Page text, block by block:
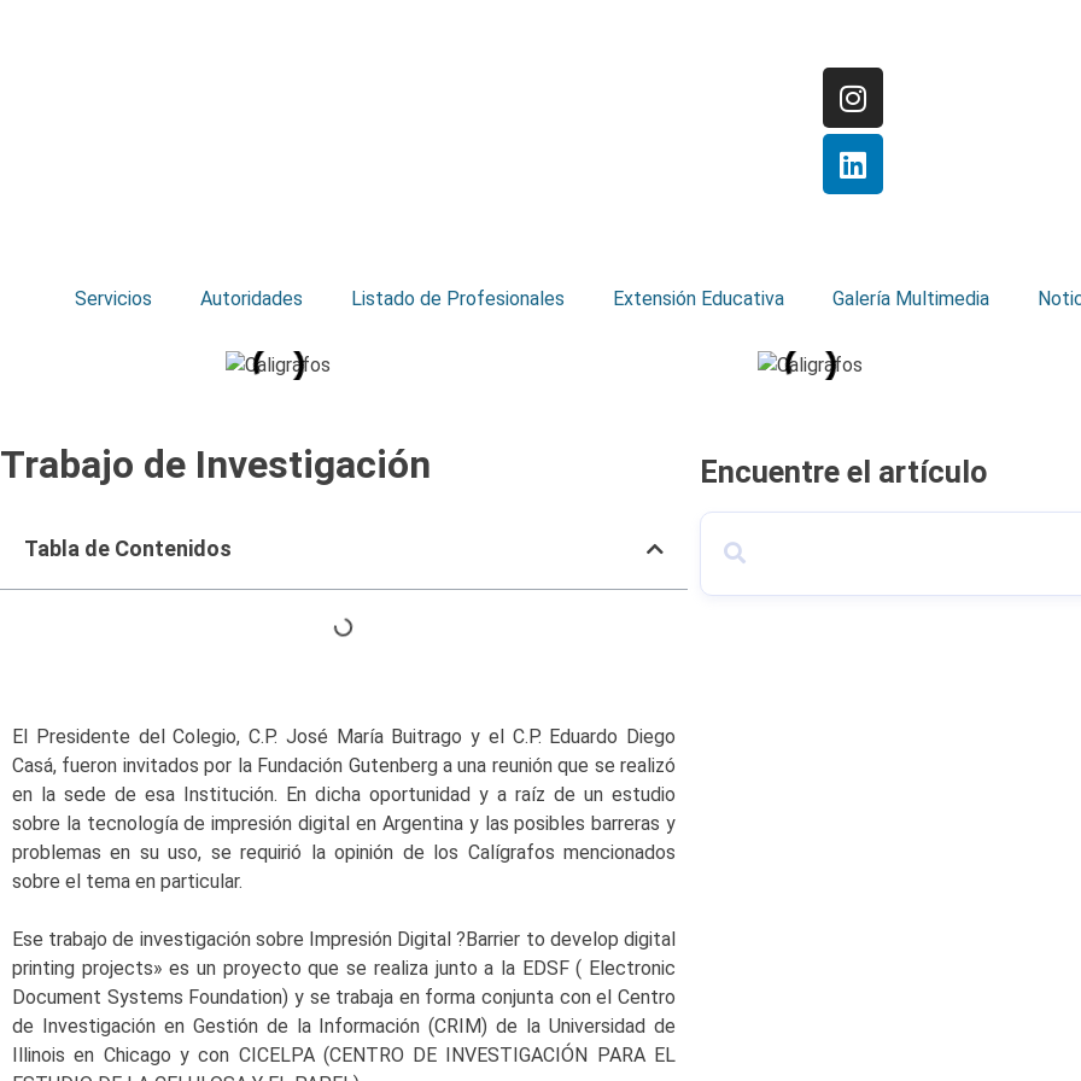
Servicios Autoridades Listado de Profesionales Extensión Educativa Galería Multimedia
Trabajo de Investigación
Tabla de Contenidos
El Presidente del Colegio, C.P. José María Buitrago y el C.P. Eduardo Diego
Casá, fueron invitados por la Fundación Gutenberg a una reunión que se realizó
en la sede de esa Institución. En dicha oportunidad y a raíz de un estudio
sobre la tecnología de impresión digital en Argentina y las posibles barreras y
problemas en su uso, se requirió la opinión de los Calígrafos mencionados
sobre el tema en particular.
Ese trabajo de investigación sobre Impresión Digital ?Barrier to develop digital
printing projects» es un proyecto que se realiza junto a la EDSF ( Electronic
Document Systems Foundation) y se trabaja en forma conjunta con el Centro
de Investigación en Gestión de la Información (CRIM) de la Universidad de
Illinois en Chicago y con CICELPA (CENTRO DE INVESTIGACIÓN PARA EL
Encuentre el artículo